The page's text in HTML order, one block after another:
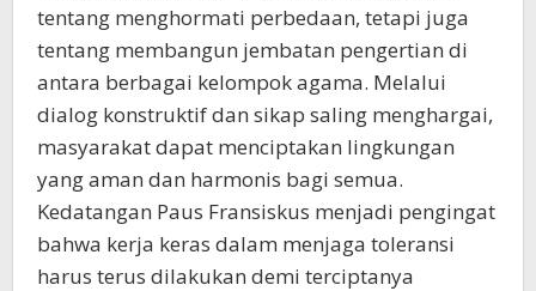
tentang menghormati perbedaan, tetapi juga
tentang membangun jembatan pengertian di
antara berbagai kelompok agama. Melalui
dialog konstruktif dan sikap saling menghargai,
masyarakat dapat menciptakan lingkungan
yang aman dan harmonis bagi semua.
Kedatangan Paus Fransiskus menjadi pengingat
bahwa kerja keras dalam menjaga toleransi
harus terus dilakukan demi terciptanya